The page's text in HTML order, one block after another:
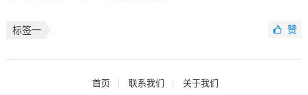
标签一 赞
首页 联系我们 关于我们